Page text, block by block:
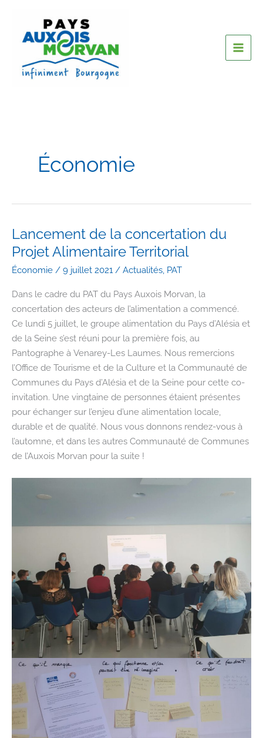
Économie
Lancement de la concertation du
Projet Alimentaire Territorial
Économie / 9 juillet 2021 / Actualités PAT
Dans le cadre du PAT du Pays Auxois Morvan, la
concertation des acteurs de l’alimentation a commencé.
Ce lundi 5 juillet, le groupe alimentation du Pays d’Alésia et
de la Seine s’est réuni pour la première fois, au
Pantographe à Venarey-Les Laumes. Nous remercions
l’Office de Tourisme et de la Culture et la Communauté de
Communes du Pays d’Alésia et de la Seine pour cette co-
invitation. Une vingtaine de personnes étaient présentes
pour échanger sur l’enjeu d’une alimentation locale,
durable et de qualité. Nous vous donnons rendez-vous à
l’automne, et dans les autres Communauté de Communes
de l’Auxois Morvan pour la suite !